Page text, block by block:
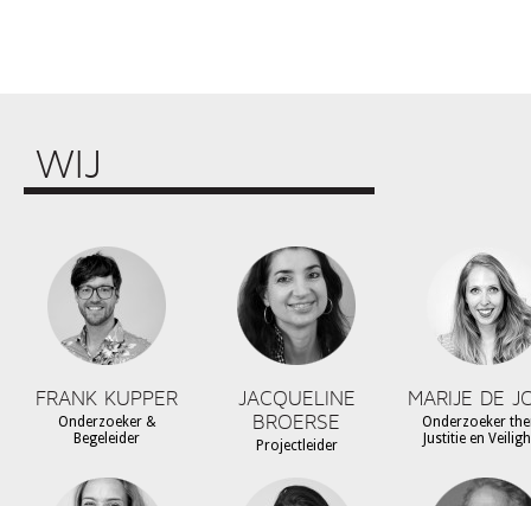
WIJ
FRANK KUPPER
Onderzoeker &
Begeleider
JACQUELINE
BROERSE
Projectleider
MARIJE DE
Onderzoeker
Justitie en